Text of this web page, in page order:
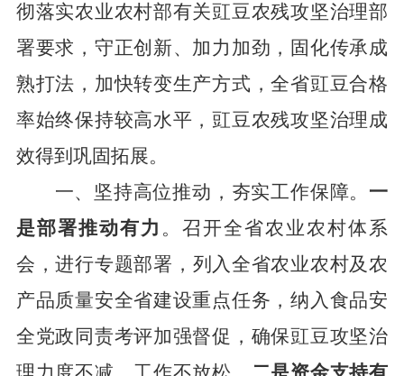
彻落实农业农村部有关豇豆农残攻坚治理部
署要求，守正创新、加力加劲，固化传承成
熟打法，加快转变生产方式，全省豇豆合格
率始终保持较高水平，豇豆农残攻坚治理成
效得到巩固拓展。
一、坚持高位推动，夯实工作保障。 一
是部署推动有力 。 召开全省农业农村体系
会，进行专题部署，列入全省农业农村及农
产品质量安全省建设重点任务，纳入食品安
全党政同责考评加强督促，确保豇豆攻坚治